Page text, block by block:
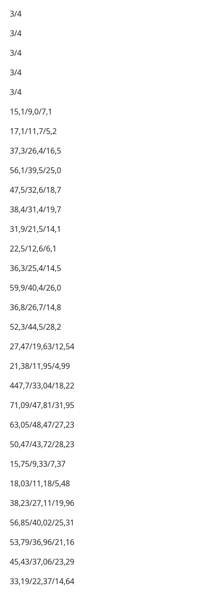
3/4
3/4
3/4
3/4
3/4
15,1/9,0/7,1
17,1/11,7/5,2
37,3/26,4/16,5
56,1/39,5/25,0
47,5/32,6/18,7
38,4/31,4/19,7
31,9/21,5/14,1
22,5/12,6/6,1
36,3/25,4/14,5
59,9/40,4/26,0
36,8/26,7/14,8
52,3/44,5/28,2
27,47/19,63/12,54
21,38/11,95/4,99
447,7/33,04/18,22
71,09/47,81/31,95
63,05/48,47/27,23
50,47/43,72/28,23
15,75/9,33/7,37
18,03/11,18/5,48
38,23/27,11/19,96
56,85/40,02/25,31
53,79/36,96/21,16
45,43/37,06/23,29
33,19/22,37/14,64